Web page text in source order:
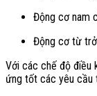
Động cơ nam
Động cơ từ
Với các chế độ điều
ứng tốt các yêu cầu